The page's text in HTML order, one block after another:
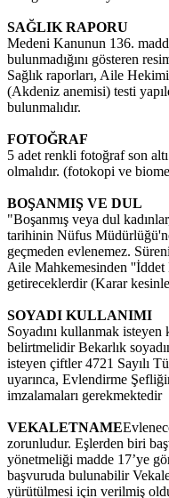
SAĞLIK RAPORU
Medeni Kanunun 136.
bulunmadığını gösteren
Sağlık raporları, Aile
(Akdeniz anemisi) testi
bulunmalıdır.
FOTOĞRAF
5 adet renkli fotoğraf son
olmalıdır. (fotokopi ve
BOŞANMIŞ VE DUL
"Boşanmış veya dul
tarihinin Nüfus
geçmeden evlenemez.
Aile Mahkemesinden ''İddet
getireceklerdir (Karar
SOYADI KULLANIMI
Soyadını kullanmak isteyen
belirtmelidir Bekarlık
isteyen çiftler 4721 Sayılı
uyarınca, Evlendirme
imzalamaları gerekmektedir
VEKALETNAME
zorunludur. Eşlerden biri
yönetmeliği madde 17’ye
başvuruda bulunabilir
yürütülmesi için verilmiş